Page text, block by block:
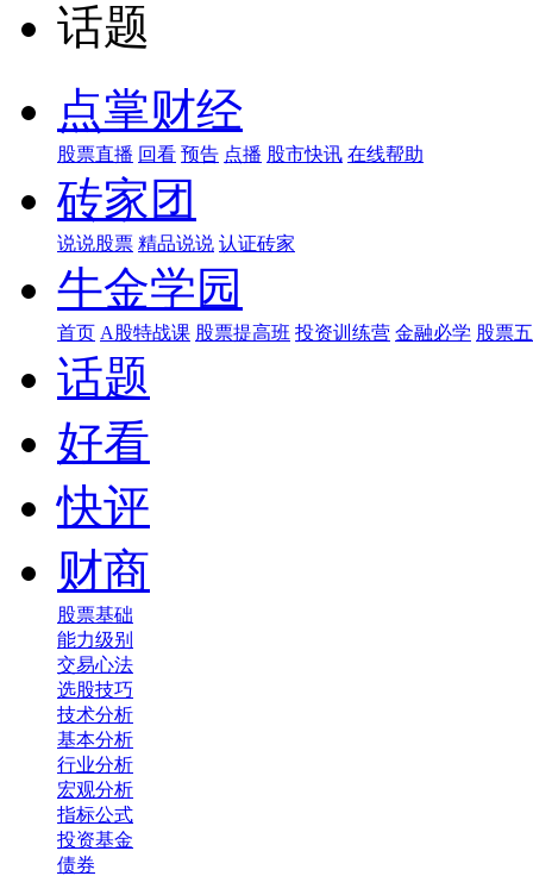
话题
点掌财经
股票直播 回看 预告 点播 股市快讯 在线帮助
砖家团
说说股票 精品说说 认证砖家
牛金学园
首页 A股特战课 股票提高班 投资训练营 金融必学 股票
话题
好看
快评
财商
股票基础
能力级别
交易心法
选股技巧
技术分析
基本分析
行业分析
宏观分析
指标公式
投资基金
债券